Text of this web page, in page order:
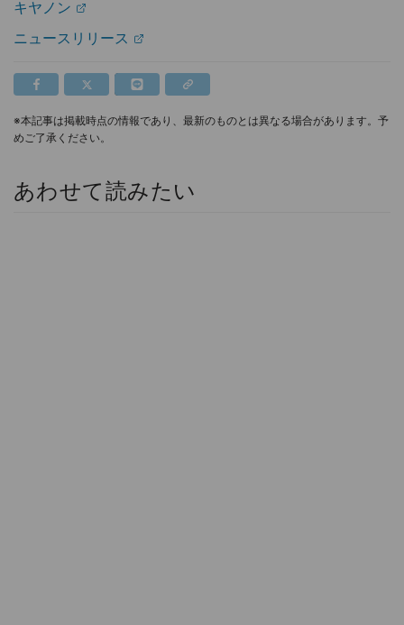
キヤノン
ニュースリリース
※本記事は掲載時点の情報であり、最新のものとは異なる場合があります。予
めご了承ください。
あわせて読みたい